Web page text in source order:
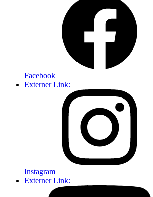
Facebook
Externer Link:
Instagram
Externer Link: